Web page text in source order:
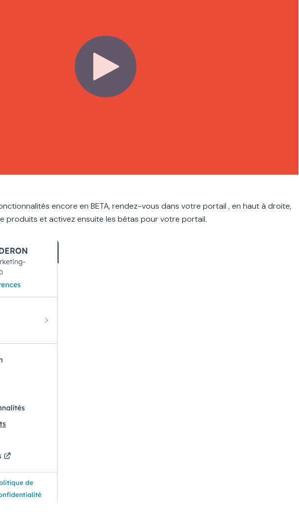
encore en BETA, rendez-vous dans votre portail , en haut à droite,
produits et activez ensuite les bétas pour votre portail.